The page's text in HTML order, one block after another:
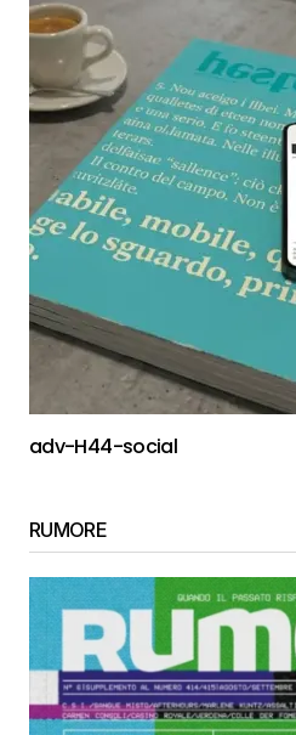
adv-H44-social
RUMORE